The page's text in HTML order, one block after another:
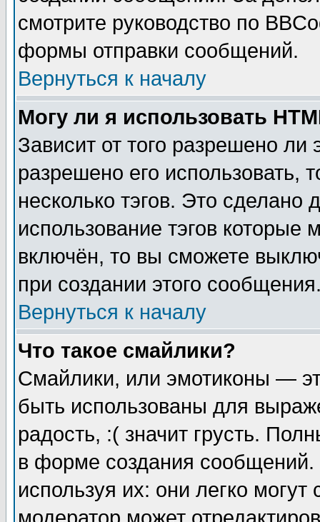
смотрите руководство по
формы отправки сообщений.
Вернуться к началу
Могу ли я использовать
Зависит от того разрешено
разрешено его использовать,
несколько тэгов. Это сделано
использование тэгов
включён, то вы сможете
при создании этого
Вернуться к началу
Что такое смайлики?
Смайлики, или эмотиконы —
быть использованы для
радость, :( значит грусть.
в форме создания сообщений.
используя их: они легко